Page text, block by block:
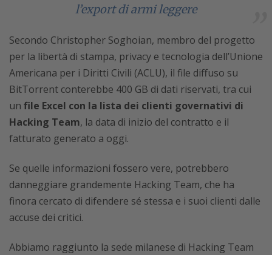
l’export di armi leggere
Secondo Christopher Soghoian, membro del progetto
per la libertà di stampa, privacy e tecnologia dell’Unione
Americana per i Diritti Civili (ACLU), il file diffuso su
BitTorrent conterebbe 400 GB di dati riservati, tra cui
un file Excel con la lista dei clienti governativi di
Hacking Team, la data di inizio del contratto e il
fatturato generato a oggi.
Se quelle informazioni fossero vere, potrebbero
danneggiare grandemente Hacking Team, che ha
finora cercato di difendere sé stessa e i suoi clienti dalle
accuse dei critici.
Abbiamo raggiunto la sede milanese di Hacking Team